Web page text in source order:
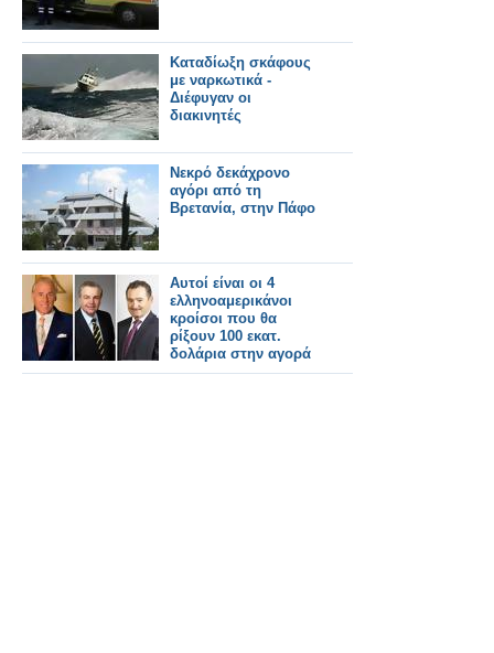
Καταδίωξη σκάφους
με ναρκωτικά -
Διέφυγαν οι
διακινητές
Νεκρό δεκάχρονο
αγόρι από τη
Βρετανία, στην Πάφο
Αυτοί είναι οι 4
ελληνοαμερικάνοι
κρoίσοι που θα
ρίξουν 100 εκατ.
δολάρια στην αγορά